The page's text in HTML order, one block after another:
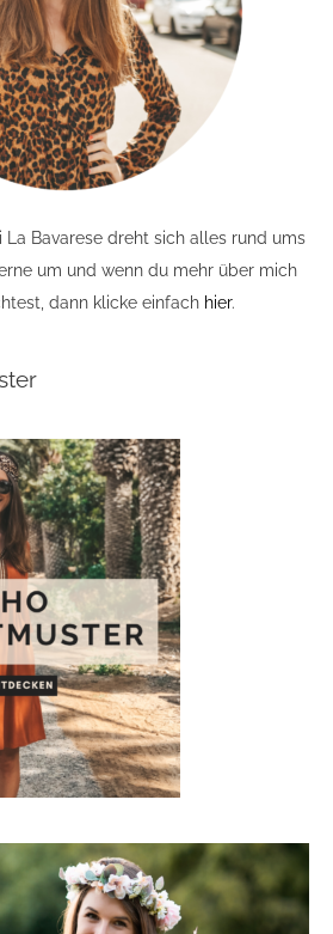
La Bavarese dreht sich alles rund ums
um und wenn du mehr über mich
dann klicke einfach hier.